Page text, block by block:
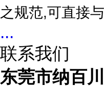
之规范,可直接
...
联系我们
东莞市纳百